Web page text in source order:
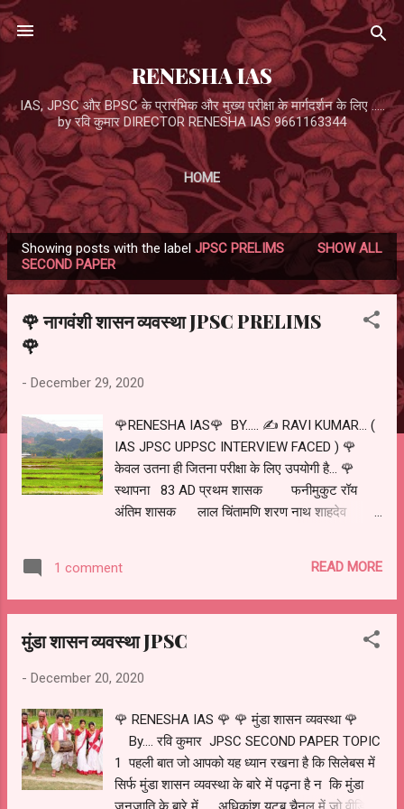
Skip to main content
RENESHA IAS
IAS, JPSC और BPSC के प्रारंभिक और मुख्य परीक्षा के मार्गदर्शन के लिए .....
by रवि कुमार DIRECTOR RENESHA IAS 9661163344
HOME
o
Showing posts with the label JPSC PRELIMS
SECOND PAPER
SHOW ALL
🌹 नागवंशी शासन व्यवस्था JPSC PRELIMS
🌹
- December 29, 2020
🌹RENESHA IAS🌹 BY..... ✍️ RAVI KUMAR... (
IAS JPSC UPPSC INTERVIEW FACED ) 🌹
केवल उतना ही जितना परीक्षा के लिए उपयोगी है... 🌹
स्थापना 83 AD प्रथम शासक फनीमुकुट रॉय
अंतिम शासक लाल चिंतामणि शरण नाथ शाहदेव
रूप मान सकते हैं. पृष्ठभूमि : नागवंशी शासन व्यवस्था
की पृष्ठभूमि एक कहानी शुरू होती है. 64 AD की बात है...
साथ विचरण कर रहे थे. इस दौरान उन्हें नागफण वृक्ष के
की प्राप्ति एक नागफण वृक्ष के नीचे हुई थी इस कारण इस
मदरा मुंडा का पहले से भी एक बेटा था. दोनों बच्चों का
पालन पोषण मदरा मुंडा ने अच्छी तरह से किया. दूसरे शब्दों
में आप कह सकते हैं कि दोनों बच्चों में किसी भी तरह का
भेदभाव नहीं ...
1 comment READ MORE
मुंडा शासन व्यवस्था JPSC
- December 20, 2020
🌹 RENESHA IAS 🌹 🌹 मुंडा शासन व्यवस्था 🌹
By.... रवि कुमार JPSC SECOND PAPER TOPIC
1 पहली बात जो आपको यह ध्यान रखना है कि सिलेबस में
सिर्फ मुंडा शासन व्यवस्था के बारे में पढ़ना है न कि मुंडा